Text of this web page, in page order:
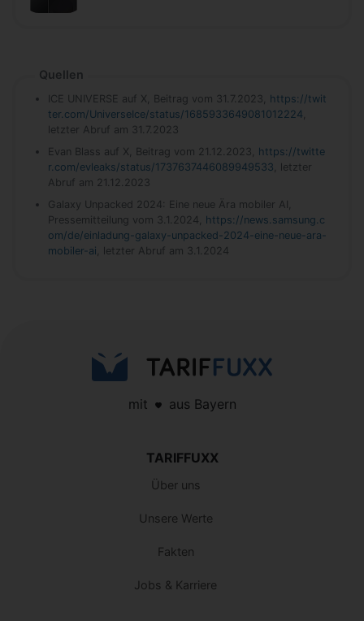
Quellen
ICE UNIVERSE auf X, Beitrag vom 31.7.2023, https://twit
ter.com/UniverseIce/status/1685933649081012224
letzter Abruf am 31.7.2023
Evan Blass auf X, Beitrag vom 21.12.2023, https://twitte
r.com/evleaks/status/1737637446089949533 , letzter
Abruf am 21.12.2023
Galaxy Unpacked 2024: Eine neue Ära mobiler AI,
Pressemitteilung vom 3.1.2024, https://news.samsung.c
om/de/einladung-galaxy-unpacked-2024-eine-neue-ara-
mobiler-ai , letzter Abruf am 3.1.2024
mit aus Bayern
TARIFFUXX
Über uns
Unsere Werte
Fakten
Jobs & Karriere